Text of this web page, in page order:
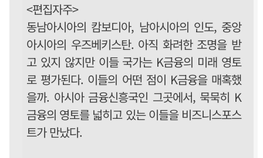
<편집자주>
동남아시아의 캄보디아, 남아시아의 인도, 중앙
아시아의 우즈베키스탄. 아직 화려한 조명을 받
고 있지 않지만 이들 국가는 K금융의 미래 영토
로 평가된다. 이들의 어떤 점이 K금융을 매혹했
을까. 아시아 금융신흥국인 그곳에서, 묵묵히 K
금융의 영토를 넓히고 있는 이들을 비즈니스포스
트가 만났다.